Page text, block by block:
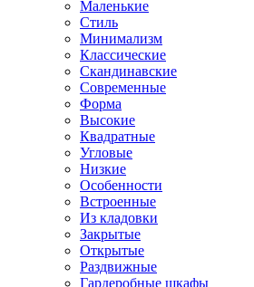
Маленькие
Стиль
Минимализм
Классические
Скандинавские
Современные
Форма
Высокие
Квадратные
Угловые
Низкие
Особенности
Встроенные
Из кладовки
Закрытые
Открытые
Раздвижные
Гардеробные шкафы